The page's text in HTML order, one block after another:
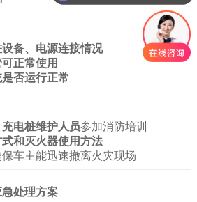
备、电源连接情况
正常使用
否运行正常
电桩维护人员参加消防培训
和灭火器使用方法
车主能迅速撤离火灾现场
处理方案
你们是怎么收费的呢